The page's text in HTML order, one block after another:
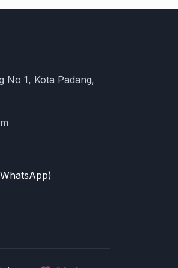
No 1, Kota Padang,